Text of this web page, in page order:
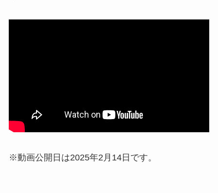
※動画公開日は2025年2月14日です。